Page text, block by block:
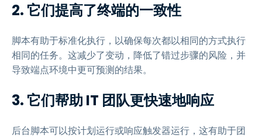
2. 它们提高了终端的一致性
脚本有助于标准化执行，以确保每次都以相同的方式执行
相同的任务。这减少了变动，降低了错过步骤的风险，并
导致端点环境中更可预测的结果。
3. 它们帮助 IT 团队更快速地响应
后台脚本可以按计划运行或响应触发器运行，这有助于团